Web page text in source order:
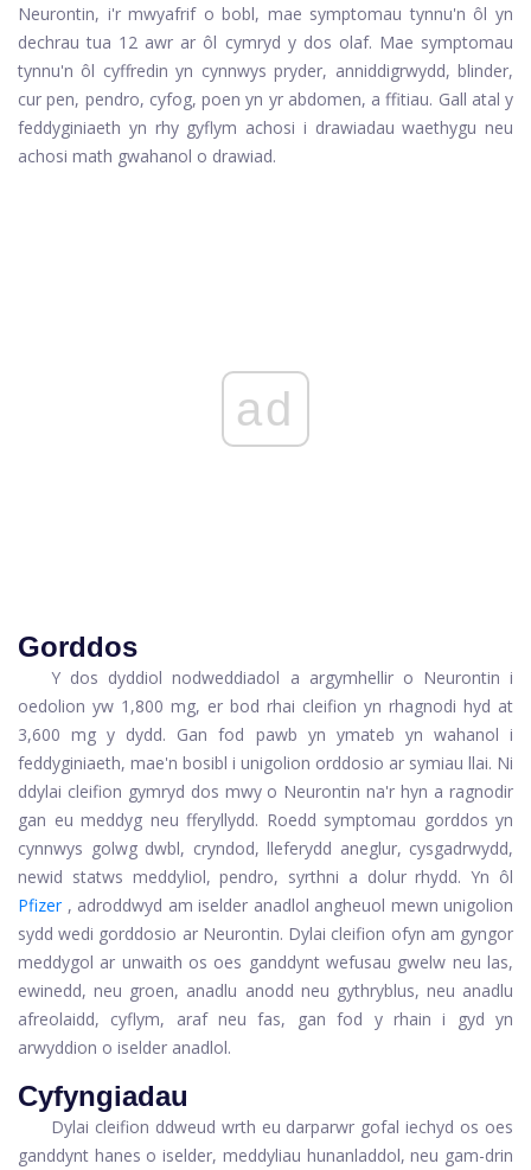
Neurontin, i'r mwyafrif o bobl, mae symptomau tynnu'n ôl yn
dechrau tua 12 awr ar ôl cymryd y dos olaf. Mae symptomau
tynnu'n ôl cyffredin yn cynnwys pryder, anniddigrwydd, blinder,
cur pen, pendro, cyfog, poen yn yr abdomen, a ffitiau. Gall atal y
feddyginiaeth yn rhy gyflym achosi i drawiadau waethygu neu
achosi math gwahanol o drawiad.
ad
Gorddos
Y dos dyddiol nodweddiadol a argymhellir o Neurontin i
oedolion yw 1,800 mg, er bod rhai cleifion yn rhagnodi hyd at
3,600 mg y dydd. Gan fod pawb yn ymateb yn wahanol i
feddyginiaeth, mae'n bosibl i unigolion orddosio ar symiau llai. Ni
ddylai cleifion gymryd dos mwy o Neurontin na'r hyn a ragnodir
gan eu meddyg neu fferyllydd. Roedd symptomau gorddos yn
cynnwys golwg dwbl, cryndod, lleferydd aneglur, cysgadrwydd,
newid statws meddyliol, pendro, syrthni a dolur rhydd. Yn ôl
Pfizer , adroddwyd am iselder anadlol angheuol mewn unigolion
sydd wedi gorddosio ar Neurontin. Dylai cleifion ofyn am gyngor
meddygol ar unwaith os oes ganddynt wefusau gwelw neu las,
ewinedd, neu groen, anadlu anodd neu gythryblus, neu anadlu
afreolaidd, cyflym, araf neu fas, gan fod y rhain i gyd yn
arwyddion o iselder anadlol.
Cyfyngiadau
Dylai cleifion ddweud wrth eu darparwr gofal iechyd os oes
ganddynt hanes o iselder, meddyliau hunanladdol, neu gam-drin